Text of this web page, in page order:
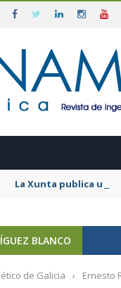
La Xunta publica una
BLANCO
de Galicia › Ernesto